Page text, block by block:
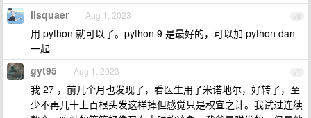
70
llsquaer Aug 1, 2023
用 python 就可以了。python 9 是最好的，可以加 python dan
一起
71
gyt95 Aug 1, 2023
我 27 ，前几个月也发现了，看医生用了米诺地尔，好转了，至
少不再几十上百根头发这样掉但感觉只是权宜之计。我试过连续